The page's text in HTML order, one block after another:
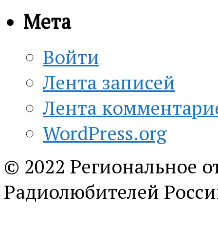
Мета
Войти
Лента записей
Лента
WordPress.org
© 2022 Региональное
Радиолюбителей